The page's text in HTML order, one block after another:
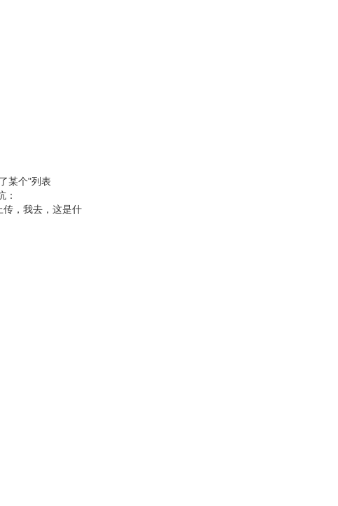
某个"列表
：
，我去，这是什